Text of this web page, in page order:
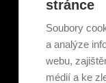
stránce
Soubory
a analýze
webu,
médií a ke